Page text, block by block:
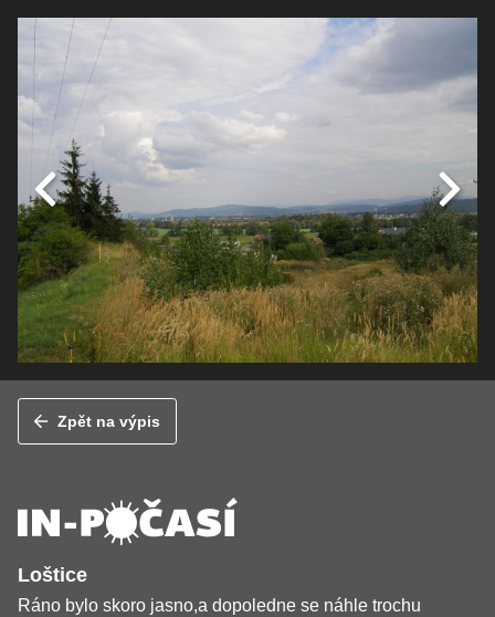
Zpět na výpis
Loštice
Ráno bylo skoro jasno,a dopoledne se náhle trochu